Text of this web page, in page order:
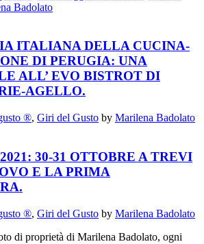
Badolato
ITALIANA DELLA CUCINA-
DI PERUGIA: UNA
ALL’ EVO BISTROT DI
AGELLO.
®, Giri del Gusto by Marilena Badolato
30-31 OTTOBRE A TREVI
E LA PRIMA
®, Giri del Gusto by Marilena Badolato
di proprietà di Marilena Badolato, ogni